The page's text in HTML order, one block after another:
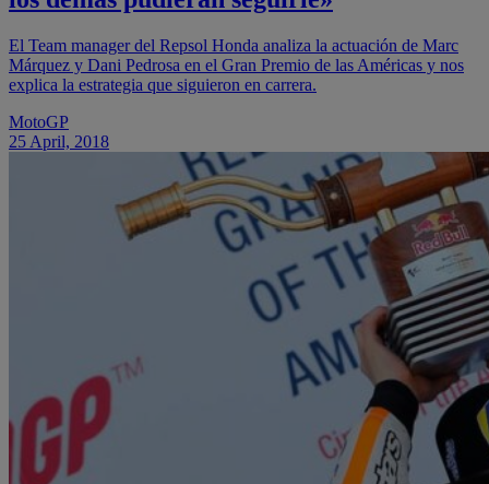
El Team manager del Repsol Honda analiza la actuación de Marc
Márquez y Dani Pedrosa en el Gran Premio de las Américas y nos
explica la estrategia que siguieron en carrera.
MotoGP
25 April, 2018